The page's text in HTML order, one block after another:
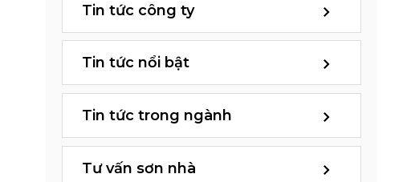
Tin tức công ty
Tin tức nổi bật
Tin tức trong ngành
Tư vấn sơn nhà